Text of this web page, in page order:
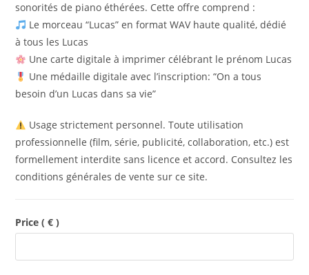
sonorités de piano éthérées. Cette offre comprend :
Le morceau “Lucas” en format WAV haute qualité, dédié
à tous les Lucas
Une carte digitale à imprimer célébrant le prénom Lucas
Une médaille digitale avec l’inscription: “On a tous
besoin d’un Lucas dans sa vie”
Usage strictement personnel. Toute utilisation
professionnelle (film, série, publicité, collaboration, etc.) est
formellement interdite sans licence et accord. Consultez les
conditions générales de vente sur ce site.
Price( € )